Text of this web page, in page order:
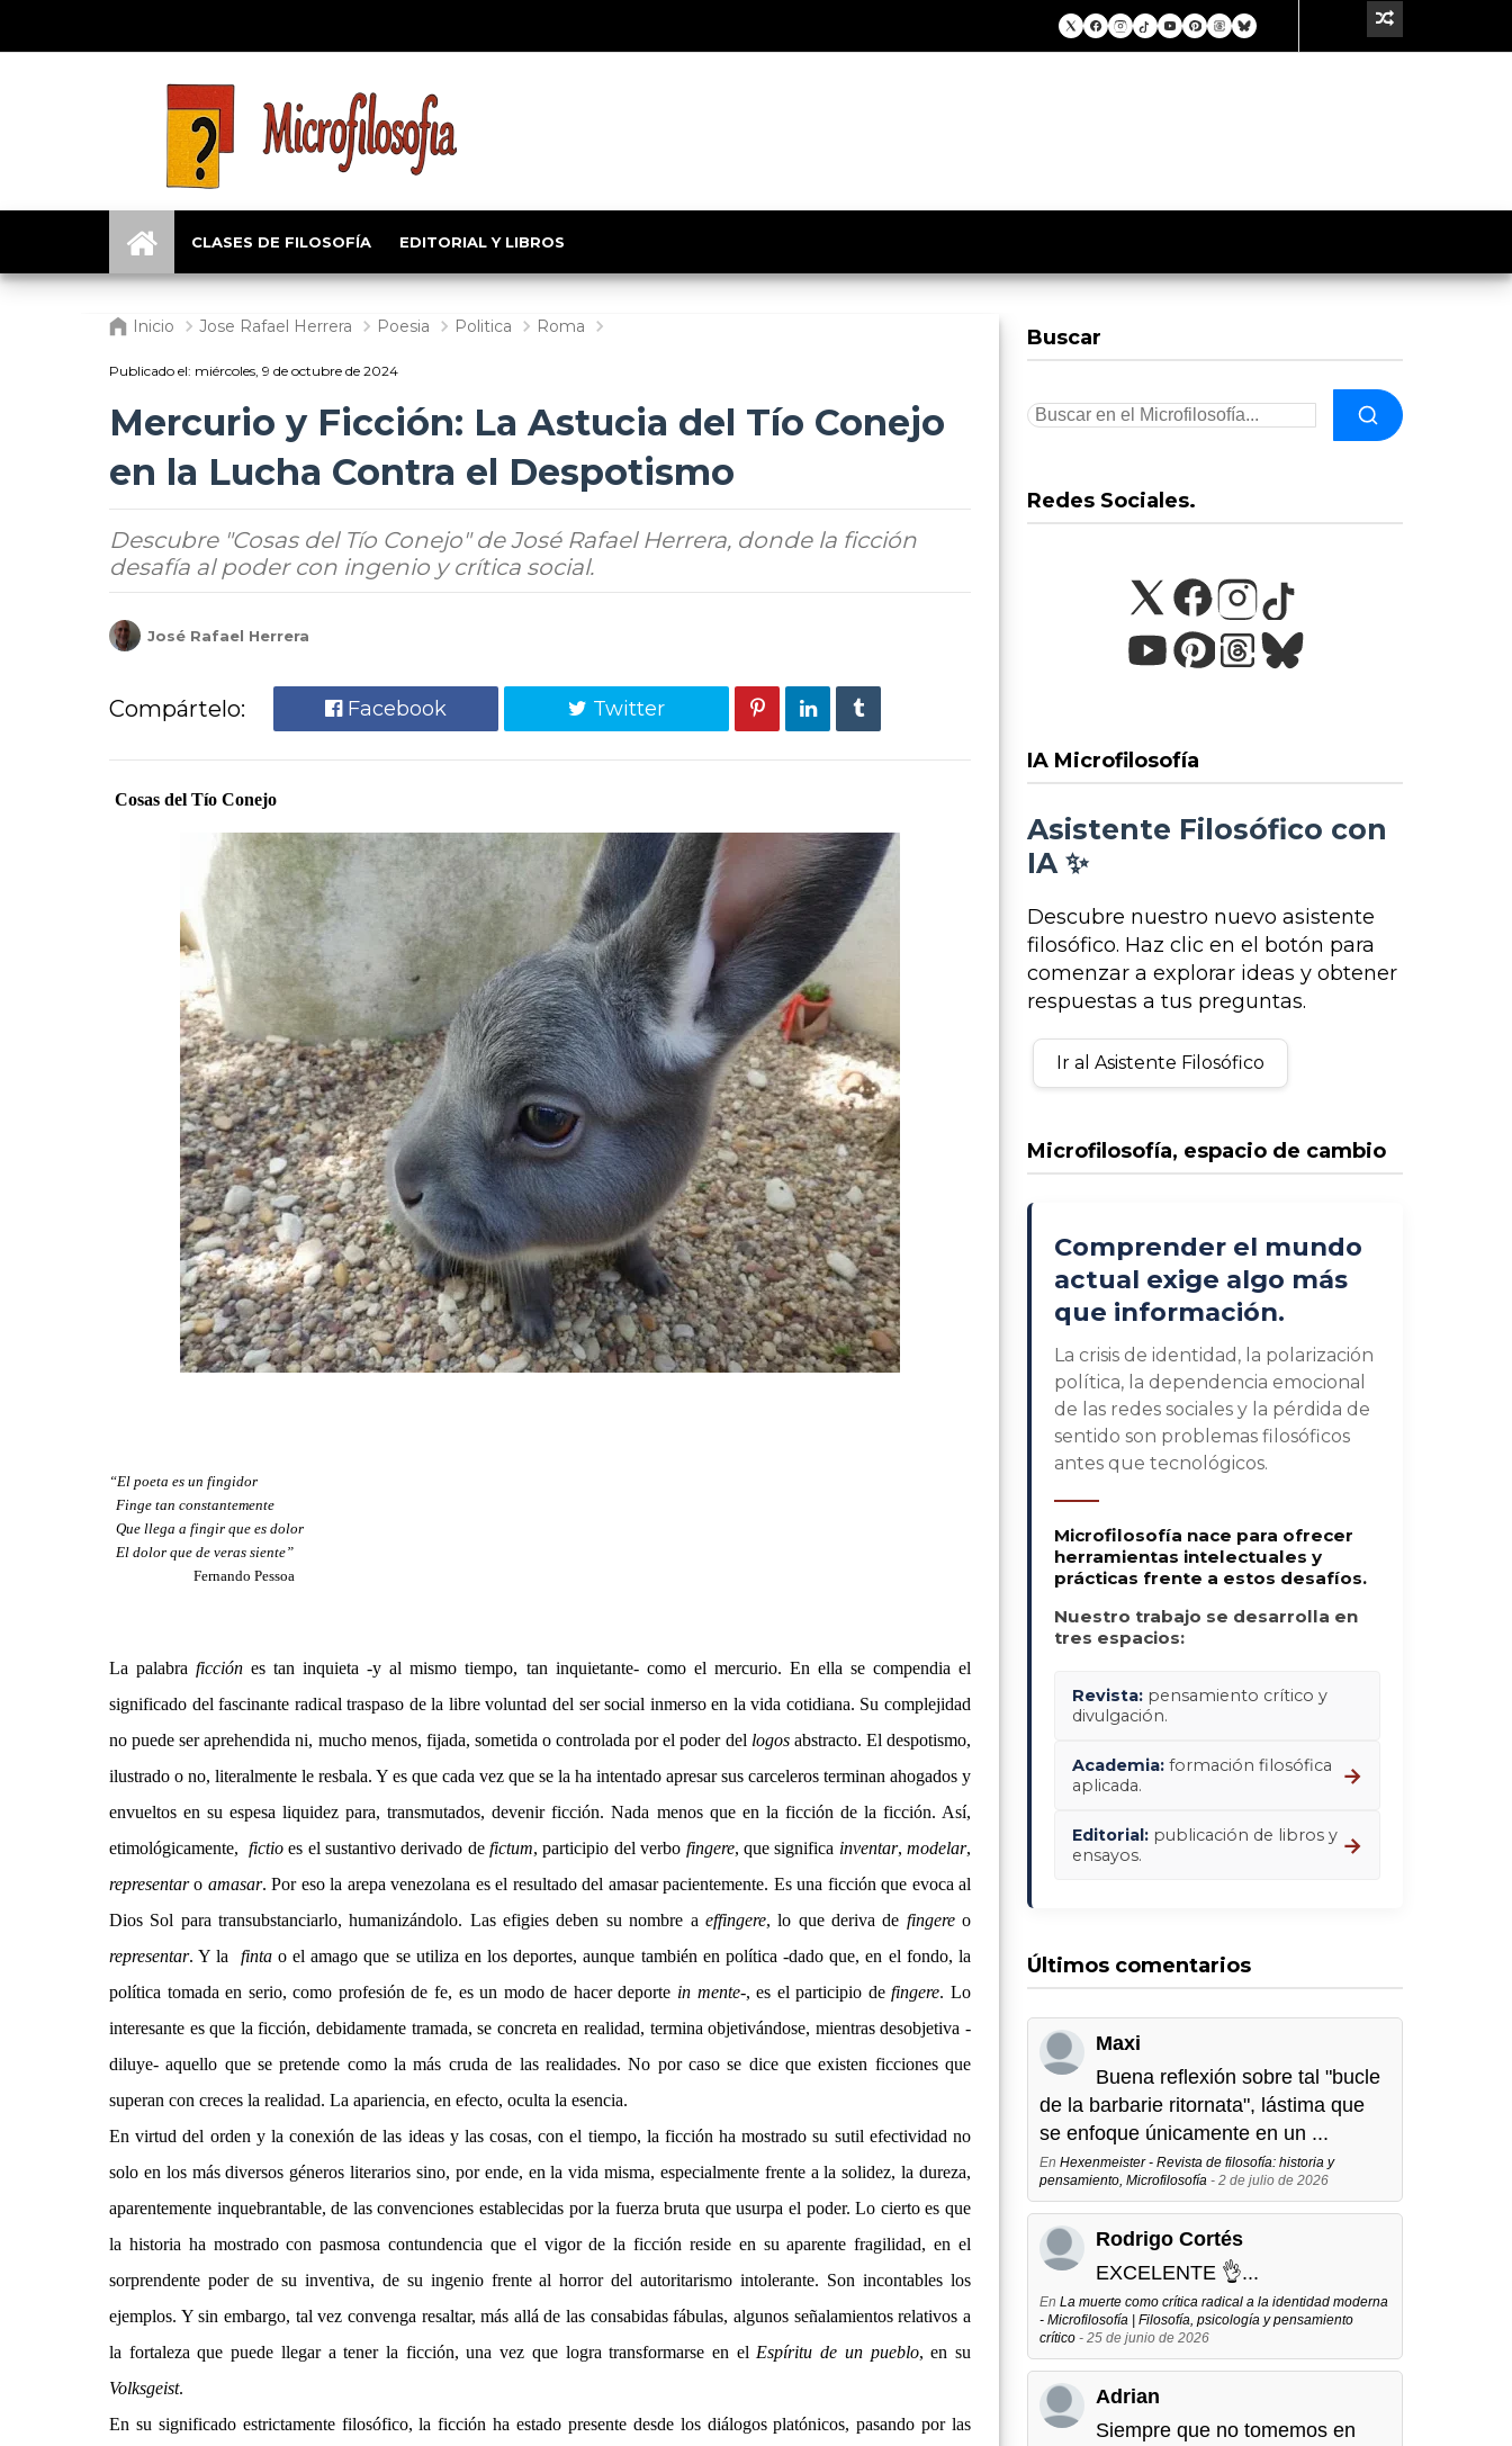
CLASES DE FILOSOFÍA EDITORIAL Y LIBROS
Inicio Jose Rafael Herrera Poesia Politica Roma
Publicado el: miércoles, 9 de octubre de 2024
Mercurio y Ficción: La Astucia del Tío Conejo
en la Lucha Contra el Despotismo
Descubre "Cosas del Tío Conejo" de José Rafael Herrera, donde la ficción
desafía al poder con ingenio y crítica social.
José Rafael Herrera
Compártelo: Facebook Twitter
Cosas del Tío Conejo
“El poeta es un fingidor
Finge tan constantemente
Que llega a fingir que es dolor
El dolor que de veras siente”
Fernando Pessoa
La palabraficción es tan inquieta -y al mismo tiempo, tan inquietante- como el mercurio. En ella se compendia el
significado del fascinante radical traspaso de la libre voluntad del ser social inmerso en la vida cotidiana. Su complejidad
no puede ser aprehendida ni, mucho menos, fijada, sometida o controlada por el poder del logosabstracto. El despotismo,
ilustrado o no, literalmente le resbala. Y es que cada vez que se la ha intentado apresar sus carceleros terminan ahogados y
envueltos en su espesa liquidez para, transmutados, devenir ficción. Nada menos que en la ficción de la ficción. Así,
etimológicamente, fictioes el sustantivo derivado de fictum, participio del verbo fingere, que significa inventar, modelar,
representaro amasar. Por eso la arepa venezolana es el resultado del amasar pacientemente. Es una ficción que evoca al
Dios Sol para transubstanciarlo, humanizándolo. Las efigies deben su nombre a effingere, lo que deriva de fingereo
representar. Y la finta o el amago que se utiliza en los deportes, aunque también en política -dado que, en el fondo, la
política tomada en serio, como profesión de fe, es un modo de hacer deporte in mente-, es el participio defingere. Lo
interesante es que la ficción, debidamente tramada, se concreta en realidad, termina objetivándose, mientras desobjetiva -
diluye- aquello que se pretende como la más cruda de las realidades. No por caso se dice que existen ficciones que
superan con creces la realidad. La apariencia, en efecto, oculta la esencia.
En virtud del orden y la conexión de las ideas y las cosas, con el tiempo, la ficción ha mostrado su sutil efectividad no
solo en los más diversos géneros literarios sino, por ende, en la vida misma, especialmente frente a la solidez, la dureza,
aparentemente inquebrantable, de las convenciones establecidas por la fuerza bruta que usurpa el poder. Lo cierto es que
la historia ha mostrado con pasmosa contundencia que el vigor de la ficción reside en su aparente fragilidad, en el
sorprendente poder de su inventiva, de su ingenio frente al horror del autoritarismo intolerante. Son incontables los
ejemplos. Y sin embargo, tal vez convenga resaltar, más allá de las consabidas fábulas, algunos señalamientos relativos a
la fortaleza que puede llegar a tener la ficción, una vez que logra transformarse en el Espíritu de un pueblo, en su
Volksgeist.
En su significado estrictamente filosófico, la ficción ha estado presente desde los diálogos platónicos, pasando por las
Buscar
Redes Sociales.
IA Microfilosofía
Asistente Filosófico con
IA ✨
Descubre nuestro nuevo asistente
filosófico. Haz clic en el botón para
comenzar a explorar ideas y obtener
respuestas a tus preguntas.
Ir al Asistente Filosófico
Microfilosofía, espacio de cambio
Comprender el mundo
actual exige algo más
que información.
La crisis de identidad, la polarización
política, la dependencia emocional
de las redes sociales y la pérdida de
sentido son problemas filosóficos
antes que tecnológicos.
Microfilosofía nace para ofrecer
herramientas intelectuales y
prácticas frente a estos desafíos.
Nuestro trabajo se desarrolla en
tres espacios:
Revista: pensamiento crítico y
divulgación.
Academia: formación filosófica
aplicada.
→
Editorial: publicación de libros y
ensayos.
→
Últimos comentarios
Maxi
Buena reflexión sobre tal "bucle
de la barbarie ritornata", lástima que
se enfoque únicamente en un ...
En Hexenmeister - Revista de filosofía: historia y
pensamiento, Microfilosofía - 2 de julio de 2026
Rodrigo Cortés
EXCELENTE 👌...
En La muerte como crítica radical a la identidad moderna
- Microfilosofía | Filosofía, psicología y pensamiento
crítico - 25 de junio de 2026
Adrian
Siempre que no tomemos en